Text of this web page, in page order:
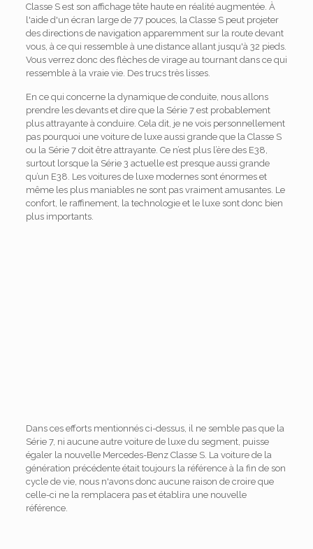
Classe S est son affichage tête haute en réalité augmentée. À
l'aide d'un écran large de 77 pouces, la Classe S peut projeter
des directions de navigation apparemment sur la route devant
vous, à ce qui ressemble à une distance allant jusqu'à 32 pieds.
Vous verrez donc des flèches de virage au tournant dans ce qui
ressemble à la vraie vie. Des trucs très lisses.
En ce qui concerne la dynamique de conduite, nous allons
prendre les devants et dire que la Série 7 est probablement
plus attrayante à conduire. Cela dit, je ne vois personnellement
pas pourquoi une voiture de luxe aussi grande que la Classe S
ou la Série 7 doit être attrayante. Ce n’est plus l’ère des E38,
surtout lorsque la Série 3 actuelle est presque aussi grande
qu’un E38. Les voitures de luxe modernes sont énormes et
même les plus maniables ne sont pas vraiment amusantes. Le
confort, le raffinement, la technologie et le luxe sont donc bien
plus importants.
Dans ces efforts mentionnés ci-dessus, il ne semble pas que la
Série 7, ni aucune autre voiture de luxe du segment, puisse
égaler la nouvelle Mercedes-Benz Classe S. La voiture de la
génération précédente était toujours la référence à la fin de son
cycle de vie, nous n'avons donc aucune raison de croire que
celle-ci ne la remplacera pas et établira une nouvelle
référence.